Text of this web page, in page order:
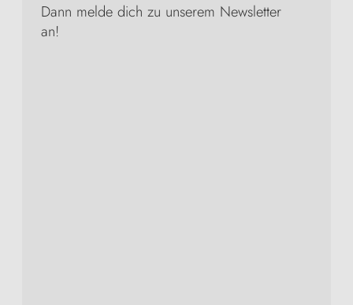
Dann melde dich zu unserem Newsletter
an!